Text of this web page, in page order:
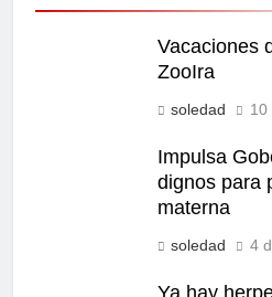
Vacaciones
ZooIra
soledad 10
Impulsa
dignos para
materna
soledad 4
Ya hay